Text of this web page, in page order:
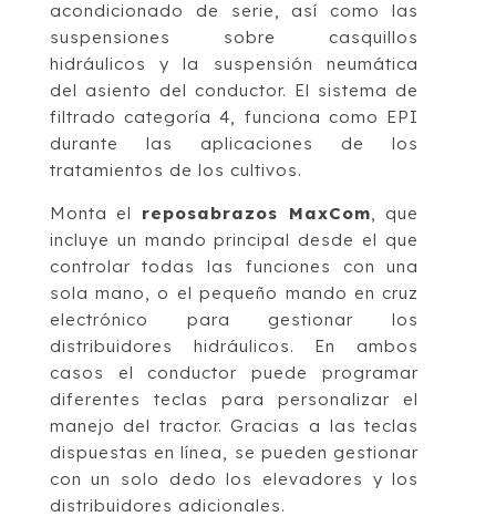
acondicionado de serie, así como las
suspensiones sobre casquillos
hidráulicos y la suspensión neumática
del asiento del conductor. El sistema de
filtrado categoría 4, funciona como EPI
durante las aplicaciones de los
tratamientos de los cultivos.
Monta el reposabrazos MaxCom, que
incluye un mando principal desde el que
controlar todas las funciones con una
sola mano, o el pequeño mando en cruz
electrónico para gestionar los
distribuidores hidráulicos. En ambos
casos el conductor puede programar
diferentes teclas para personalizar el
manejo del tractor. Gracias a las teclas
dispuestas en línea, se pueden gestionar
con un solo dedo los elevadores y los
distribuidores adicionales.